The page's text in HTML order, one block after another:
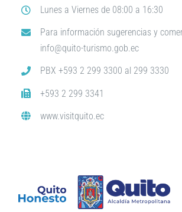
Lunes a Viernes de 08:00 a 16:30
Para información sugerencias y
info@quito-turismo.gob.ec
PBX +593 2 299 3300 al 299 3330
+593 2 299 3341
www.visitquito.ec